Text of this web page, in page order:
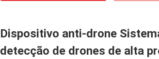
Dispositivo anti-drone
detecção de drones de alta